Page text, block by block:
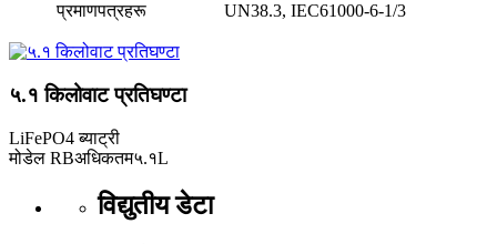
प्रमाणपत्रहरू
UN38.3, IEC61000-6-1/3
५.१ किलोवाट प्रतिघण्टा
LiFePO4 ब्याट्री
मोडेल RBअधिकतम५.१L
विद्युतीय डेटा